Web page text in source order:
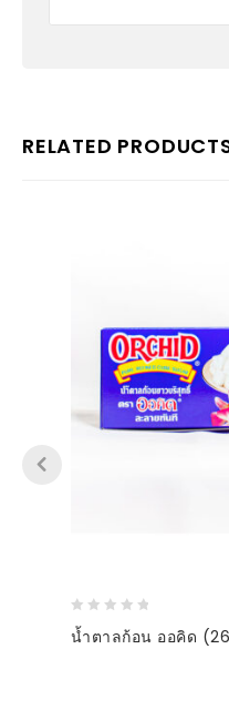
RELATED
out
น้ำตาลก้อน ออคิด